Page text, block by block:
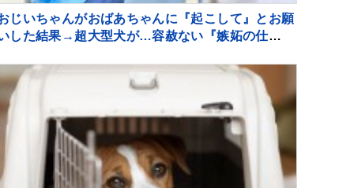
じいちゃんがおばあちゃんに『起こして』とお願
した結果→超大型犬が…容赦ない『嫉妬の仕方』